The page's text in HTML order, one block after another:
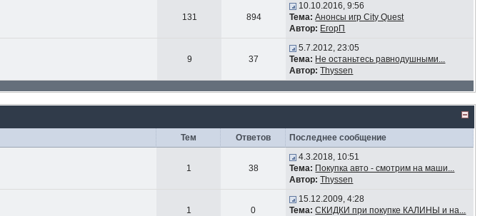
131 894
10.10.2016, 9:56
Тема: Анонсы игр City Quest
Автор: ЕгорП
9 37
5.7.2012, 23:05
Тема: Не останьтесь равнодушными...
Автор: Thyssen
Тем Ответов Последнее сообщение
1 38
4.3.2018, 10:51
Тема: Покупка авто - смотрим на маши...
Автор: Thyssen
1 0
15.12.2009, 4:28
Тема: СКИДКИ при покупке КАЛИНЫ и на...